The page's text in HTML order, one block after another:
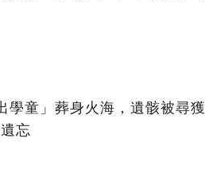
學童」葬身火海，遺骸被尋獲
忘